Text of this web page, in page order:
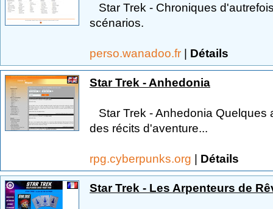
Star Trek - Chroniques
scénarios.
perso.wanadoo.fr | Détails
Star Trek - Anhedonia
Star Trek - Anhedonia Quelques
des récits d'aventure...
rpg.cyberpunks.org | Détails
Star Trek - Les Arpenteurs de